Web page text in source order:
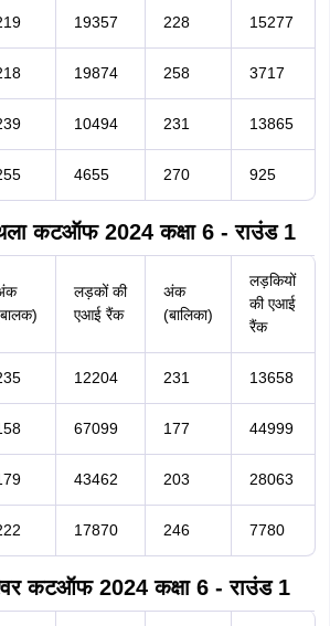
19357 228 15277
19874 258 3717
10494 231 13865
4655 270 925
कटऑफ 2024 कक्षा 6 - राउंड 1
लड़कों की
एआई रैंक
अंक
(बालिका)
लड़कियों
की एआई
रैंक
12204 231 13658
67099 177 44999
43462 203 28063
17870 246 7780
कटऑफ 2024 कक्षा 6 - राउंड 1